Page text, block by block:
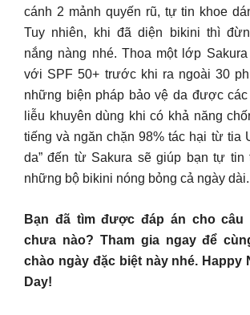
cánh 2 mảnh quyến rũ, tự tin khoe
Tuy nhiên, khi đã diện bikini thì
nắng nàng nhé. Thoa một lớp
với SPF 50+ trước khi ra ngoài 30
những biện pháp bảo vệ da được
liễu khuyên dùng khi có khả năng
tiếng và ngăn chặn 98% tác hại từ tia
da” đến từ Sakura sẽ giúp bạn tự tin
những bộ bikini nóng bỏng cả ngày dài.
Bạn đã tìm được đáp án cho câu
chưa nào? Tham gia ngay để
chào ngày đặc biệt này nhé. Happy
Day!